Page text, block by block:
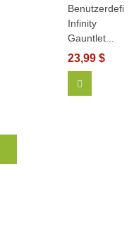
Infinity
Gauntlet...
23,99 $